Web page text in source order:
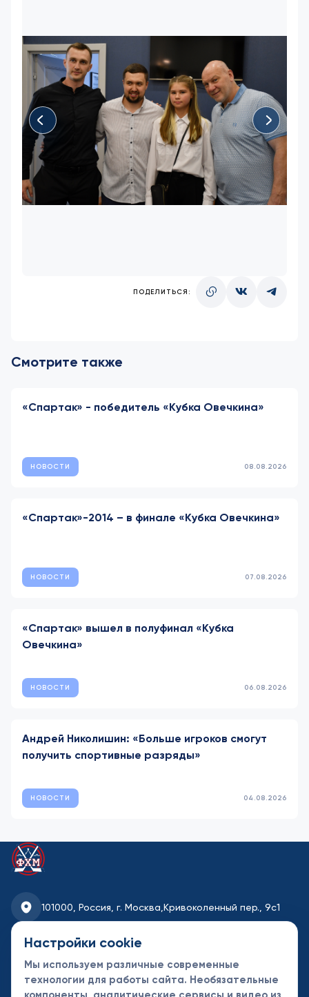
ПОДЕЛИТЬСЯ:
Смотрите также
«Спартак» - победитель «Кубка Овечкина»
НОВОСТИ 08.08.2026
«Спартак»-2014 – в финале «Кубка Овечкина»
НОВОСТИ 07.08.2026
«Спартак» вышел в полуфинал «Кубка
Овечкина»
НОВОСТИ 06.08.2026
Андрей Николишин: «Больше игроков смогут
получить спортивные разряды»
НОВОСТИ 04.08.2026
101000, Россия, г. Москва,Кривоколенный пер., 9с1
fhmoscow@mail.ru
8-495-621-35-95
Настройки cookie
Мы используем различные современные
технологии для работы сайта. Необязательные